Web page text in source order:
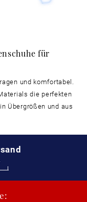
für
und komfortabel.
die perfekten
Übergrößen und aus